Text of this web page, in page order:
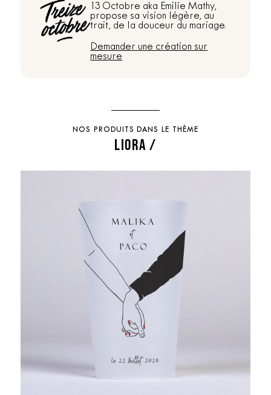
13 Octobre aka Emilie Mathy,
propose sa vision légère, au
trait, de la douceur du mariage.
Demander une création sur
mesure
NOS PRODUITS DANS LE THÈME
LIORA /